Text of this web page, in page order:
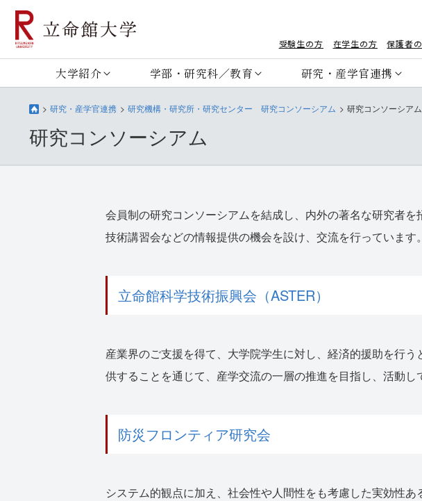
受験生の方
在学生の方 保護者
大学紹介 学部・研究科／教育 研究・産学官連携
研究・産学官連携 研究機構・研究所・研究センター 研究コンソーシアム 研究コンソーシアム
研究コンソーシアム
会員制の研究コンソーシアムを結成し、内外の著名な研究者を
技術講習会などの情報提供の機会を設け、交流を行っています。
立命館科学技術振興会（ASTER）
産業界のご支援を得て、大学院学生に対し、経済的援助を行
供することを通じて、産学交流の一層の推進を目指し、活動し
防災フロンティア研究会
システム的観点に加え、社会性や人間性をも考慮した実効性